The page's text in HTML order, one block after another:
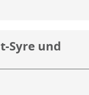
Syre und